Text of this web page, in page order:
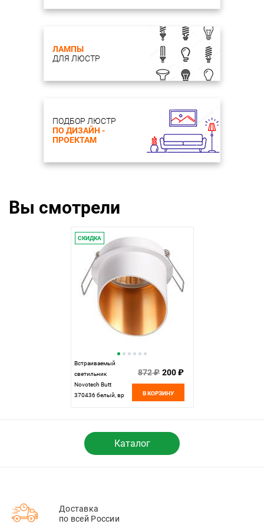
ЛАМПЫ
ДЛЯ ЛЮСТР
ПОДБОР ЛЮСТР
ПО ДИЗАЙН -
ПРОЕКТАМ
Вы смотрели
СКИДКА
Встраиваемый
светильник
Novotech Butt
370436 белый, вр
872 ₽ 200 ₽
В КОРЗИНУ
Каталог
Доставка
по всей России